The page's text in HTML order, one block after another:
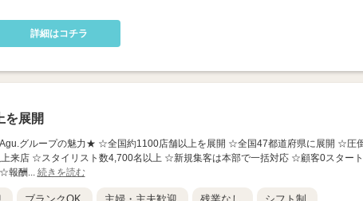
詳細はコチラ
を展開
グループの魅力★ ☆全国約1100店舗以上を展開 ☆全国47都道府県に展開 ☆圧
来店 ☆スタイリスト数4,700名以上 ☆新規集客は本部で一括対応 ☆顧客0スター
報酬... 続きを読む